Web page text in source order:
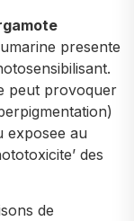
presente
peut provoquer
exposee au
des
de